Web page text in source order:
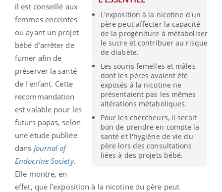
L'exposition à la nicotine d'un
père peut affecter la capacité
de la progéniture à métaboliser
le sucre et contribuer au risque
de diabète.
Les souris femelles et mâles
dont les pères avaient été
exposés à la nicotine ne
présentaient pas les mêmes
altérations métaboliques.
Pour les chercheurs, il serait
bon de prendre en compte la
santé et l'hygiène de vie du
père lors des consultations
liées à des projets bébé.
il est conseillé aux
femmes enceintes
ou ayant un projet
bébé d’arrêter de
fumer afin de
préserver la santé
de l'enfant. Cette
recommandation
est valable pour les
futurs papas, selon
une étude publiée
dans Journal of
Endocrine Society.
Elle montre, en
effet, que l’exposition à la nicotine du père peut